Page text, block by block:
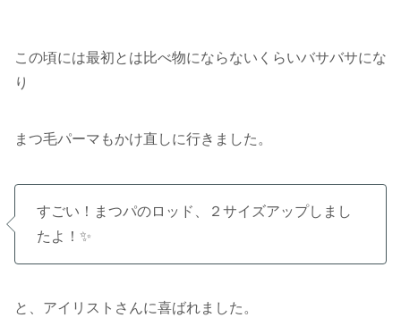
この頃には最初とは比べ物にならないくらいバサバサにな
り
まつ毛パーマもかけ直しに行きました。
すごい！まつパのロッド、２サイズアップしまし
たよ！✨
と、アイリストさんに喜ばれました。